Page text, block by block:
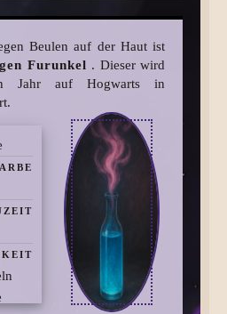
Beulen auf der Haut ist
Furunkel . Dieser wird
Jahr auf Hogwarts in